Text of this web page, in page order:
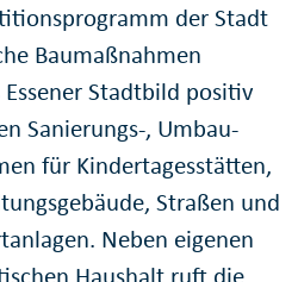
der Stadt
Baumaßnahmen
Stadtbild positiv
Sanierungs-, Umbau-
für Kindertagesstätten,
Straßen und
Neben eigenen